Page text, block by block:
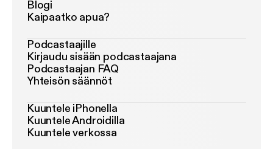
Blogi
Kaipaatko apua?
Podcastaajille
Kirjaudu sisään podcastaajana
Podcastaajan FAQ
Yhteisön säännöt
Kuuntele iPhonella
Kuuntele Androidilla
Kuuntele verkossa